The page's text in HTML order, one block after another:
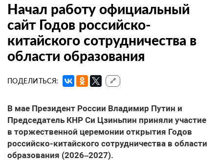
Начал работу официальный
сайт Годов российско-
китайского сотрудничества в
области образования
ПОДЕЛИТЬСЯ: 🔗
В мае Президент России Владимир Путин и
Председатель КНР Си Цзиньпин приняли участие
в торжественной церемонии открытия Годов
российско-китайского сотрудничества в области
образования (2026–2027).